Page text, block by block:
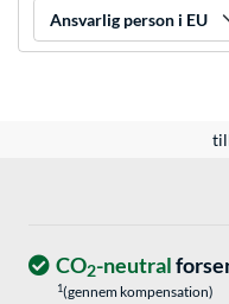
Ansvarlig person i EU
CO2-neutral
1(gennem kompensation)